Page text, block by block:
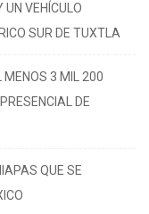
VEHÍCULO
SUR DE TUXTLA
MENOS 3 MIL 200
DE
QUE SE